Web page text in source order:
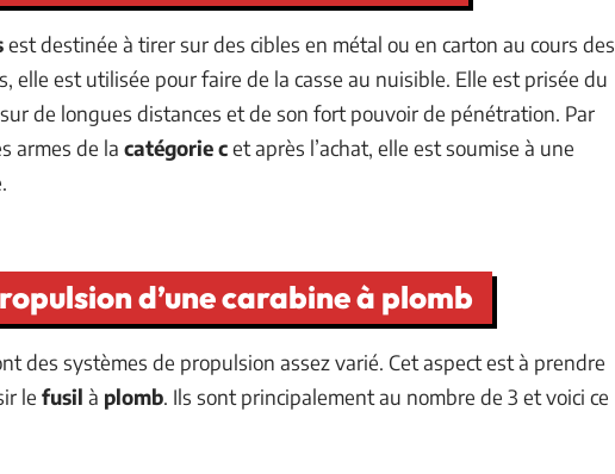
est destinée à tirer sur des cibles en métal ou en carton au cours des
elle est utilisée pour faire de la casse au nuisible. Elle est prisée du
de longues distances et de son fort pouvoir de pénétration. Par
armes de la catégorie cet après l’achat, elle est soumise à une
d’une carabine à plomb
des systèmes de propulsion assez varié. Cet aspect est à prendre
le fusil à plomb. Ils sont principalement au nombre de 3 et voici ce